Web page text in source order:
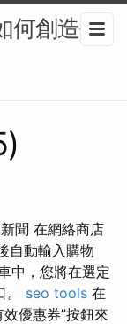
何創造長
聞 在網絡商店
自動輸入購物
中，您將在選定
。 seo tools 在
優惠券”按鈕來